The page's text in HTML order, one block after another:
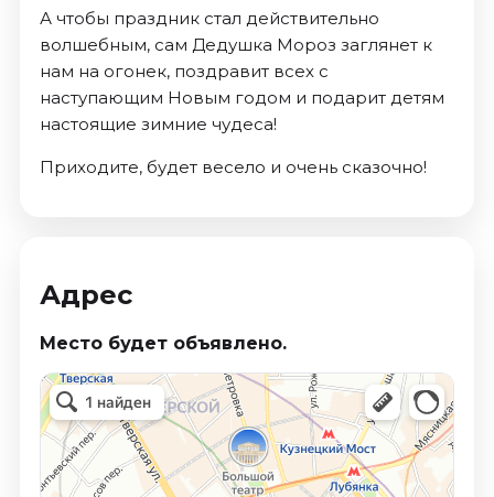
А чтобы праздник стал действительно
волшебным, сам Дедушка Мороз заглянет к
нам на огонек, поздравит всех с
наступающим Новым годом и подарит детям
настоящие зимние чудеса!
Приходите, будет весело и очень сказочно!
Адрес
Место будет объявлено.